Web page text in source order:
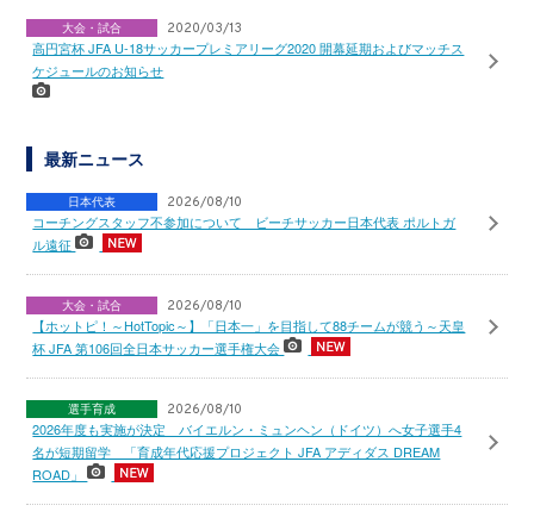
大会・試合 2020/03/13
高円宮杯 JFA U-18サッカープレミアリーグ2020 開幕延期およびマッチス
ケジュールのお知らせ
最新ニュース
日本代表 2026/08/10
コーチングスタッフ不参加について ビーチサッカー日本代表 ポルトガ
ル遠征
大会・試合 2026/08/10
【ホットピ！～HotTopic～】「日本一」を目指して88チームが競う～天皇
杯 JFA 第106回全日本サッカー選手権大会
選手育成 2026/08/10
2026年度も実施が決定 バイエルン・ミュンヘン（ドイツ）へ女子選手4
名が短期留学 「育成年代応援プロジェクト JFA アディダス DREAM
ROAD」